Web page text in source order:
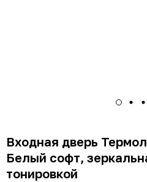
Входная дверь
Белый софт,
тонировкой